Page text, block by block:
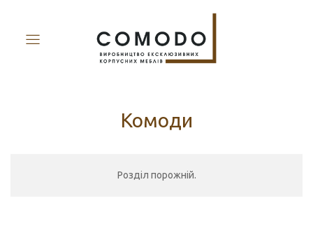
Комоди
Розділ порожній.